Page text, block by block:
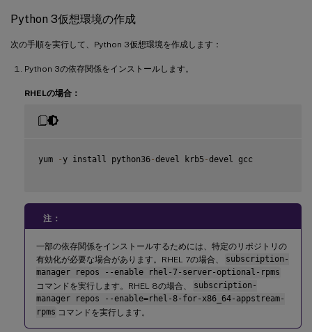
Python 3仮想環境の作成
次の手順を実行して、Python 3仮想環境を作成します：
Python 3の依存関係をインストールします。
RHELの場合：
yum -y install python36-devel krb5 -devel gcc
注：
一部の依存関係をインストールするためには、特定のリポジトリの
有効化が必要な場合があります。RHEL 7の場合、
subscription-
manager repos --enable rhel-7-server-optional-rpms
コマンドを実行します。RHEL 8の場合、
subscription-
manager repos --enable=rhel-8-for-x86_64-appstream-
rpms コマンドを実行します。